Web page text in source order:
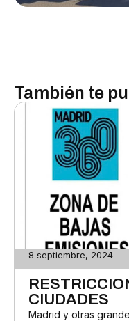
También te
8 septiembre, 2024
CIUDADES
Madrid y otras